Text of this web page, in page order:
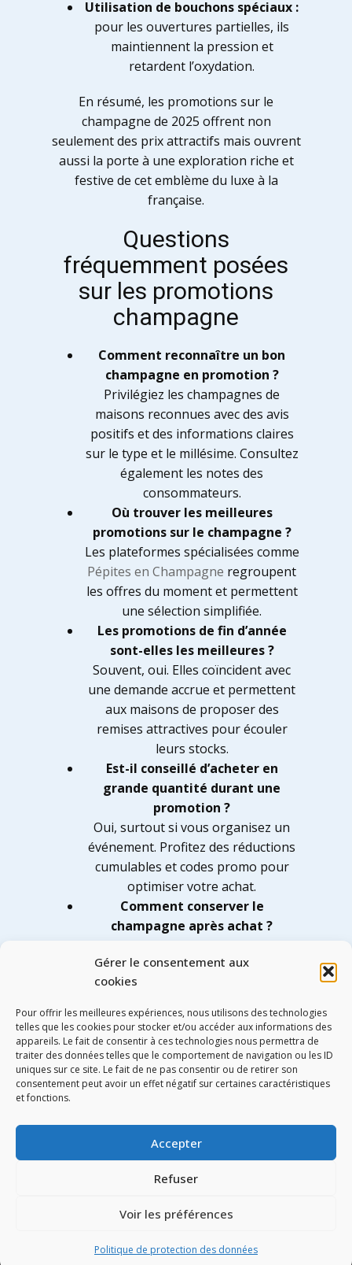
Gérer le consentement aux
cookies
Pour offrir les meilleures expériences, nous utilisons des technologies
telles que les cookies pour stocker et/ou accéder aux informations des
appareils. Le fait de consentir à ces technologies nous permettra de
traiter des données telles que le comportement de navigation ou les ID
uniques sur ce site. Le fait de ne pas consentir ou de retirer son
consentement peut avoir un effet négatif sur certaines caractéristiques
et fonctions.
Accepter
Refuser
Voir les préférences
Politique de protection des données
Utilisation de bouchons spéciaux :
pour les ouvertures partielles, ils
maintiennent la pression et
retardent l’oxydation.
En résumé, les promotions sur le
champagne de 2025 offrent non
seulement des prix attractifs mais ouvrent
aussi la porte à une exploration riche et
festive de cet emblème du luxe à la
française.
Questions
fréquemment posées
sur les promotions
champagne
Comment reconnaître un bon
champagne en promotion ?
Privilégiez les champagnes de
maisons reconnues avec des avis
positifs et des informations claires
sur le type et le millésime. Consultez
également les notes des
consommateurs.
Où trouver les meilleures
promotions sur le champagne ?
Les plateformes spécialisées comme
Pépites en Champagne regroupent
les offres du moment et permettent
une sélection simplifiée.
Les promotions de fin d’année
sont-elles les meilleures ?
Souvent, oui. Elles coïncident avec
une demande accrue et permettent
aux maisons de proposer des
remises attractives pour écouler
leurs stocks.
Est-il conseillé d’acheter en
grande quantité durant une
promotion ?
Oui, surtout si vous organisez un
événement. Profitez des réductions
cumulables et codes promo pour
optimiser votre achat.
Comment conserver le
champagne après achat ?
un endroit frais, sombre et stable en
température pour garder les bulles
intactes jusqu’au moment de la
dégustation.
Share Tweet
Politique de protection des données